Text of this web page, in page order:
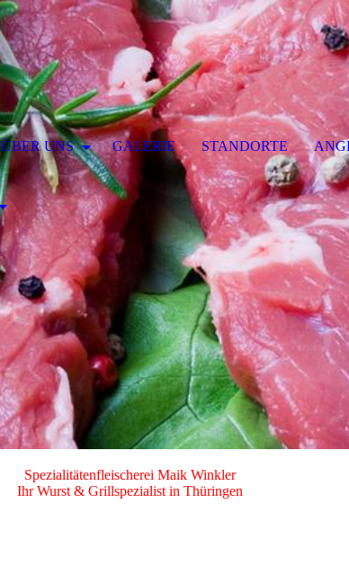
Spezialitätenfleischerei Maik Winkler
Ihr Wurst & Grillspezialist in Thüringen
ÜBER UNS GALERIE STANDORTE